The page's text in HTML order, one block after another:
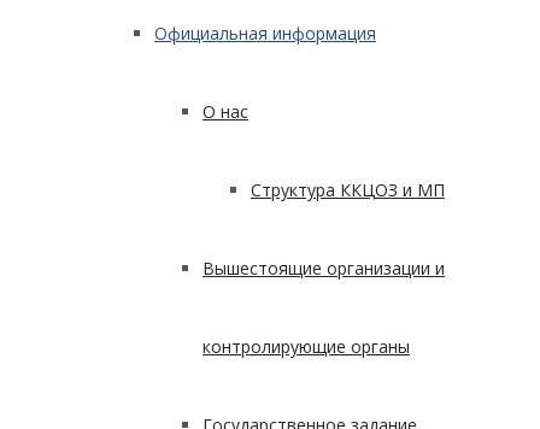
Официальная информация
О нас
Структура ККЦОЗ и МП
Вышестоящие организации и
контролирующие органы